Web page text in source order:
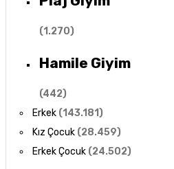
(1.270)
Hamile Giyim
(442)
Erkek (143.181)
Kız Çocuk (28.459)
Erkek Çocuk (24.502)